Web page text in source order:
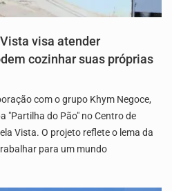
visa atender
cozinhar suas próprias
com o grupo Khym Negoce,
"Partilha do Pão" no Centro de
Vista. O projeto reflete o lema da
para um mundo